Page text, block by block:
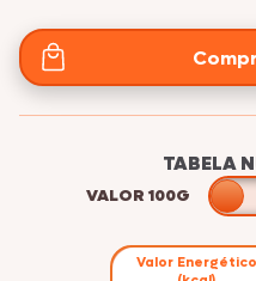
TABELA
VALOR 100G
Valor Energético